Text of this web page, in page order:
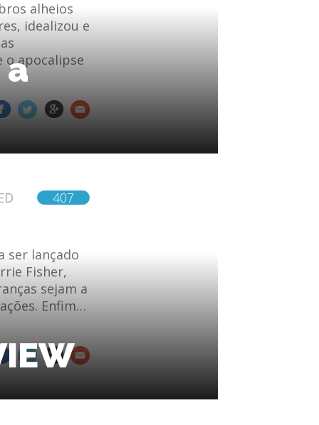
alheios
idealizou e
o apocalipse
407
ser lançado
Fisher,
sejam a
Enfim…